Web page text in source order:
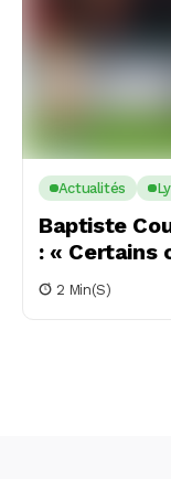
Actualités
Baptiste
: « Certains
2 Min(s)